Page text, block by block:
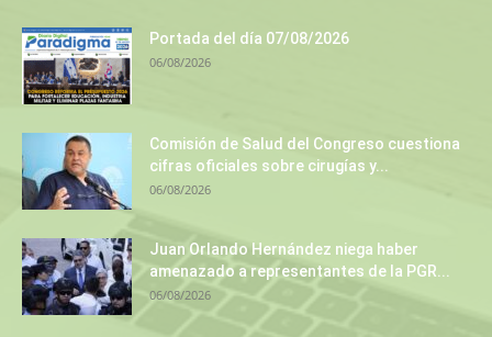
Portada del día 07/08/2026
06/08/2026
Comisión de Salud del Congreso cuestiona
cifras oficiales sobre cirugías y...
06/08/2026
Juan Orlando Hernández niega haber
amenazado a representantes de la PGR...
06/08/2026